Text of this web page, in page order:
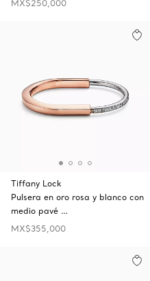
MX$250,000
Tiffany Lock
Pulsera en oro rosa y blanco con
medio pavé …
MX$355,000